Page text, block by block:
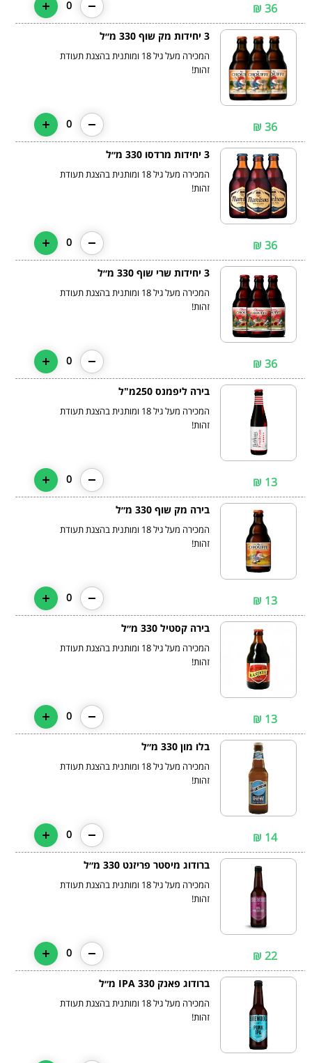
36 ₪
0
3 יחידות מק שוף 330 מ״ל
המכירה מעל גיל 18 ומותנית בהצגת תעודת
זהות!
36 ₪
0
3 יחידות מרדסו 330 מ״ל
המכירה מעל גיל 18 ומותנית בהצגת תעודת
זהות!
36 ₪
0
3 יחידות שרי שוף 330 מ״ל
המכירה מעל גיל 18 ומותנית בהצגת תעודת
זהות!
36 ₪
0
בירה ליפמנס 250מ"ל
המכירה מעל גיל 18 ומותנית בהצגת תעודת
זהות!
13 ₪
0
בירה מק שוף 330 מ״ל
המכירה מעל גיל 18 ומותנית בהצגת תעודת
זהות!
13 ₪
0
בירה קסטיל 330 מ״ל
המכירה מעל גיל 18 ומותנית בהצגת תעודת
זהות!
13 ₪
0
בלו מון 330 מ״ל
המכירה מעל גיל 18 ומותנית בהצגת תעודת
זהות!
14 ₪
0
ברודוג מיסטר פריזנט 330 מ״ל
המכירה מעל גיל 18 ומותנית בהצגת תעודת
זהות!
22 ₪
0
ברודוג פאנק IPA 330 מ״ל
המכירה מעל גיל 18 ומותנית בהצגת תעודת
זהות!